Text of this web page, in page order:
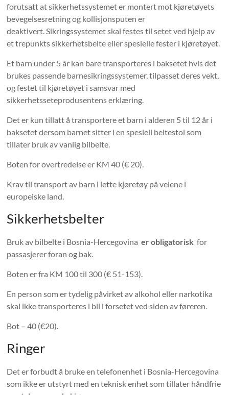
forutsatt at sikkerhetssystemet er montert mot kjøretøyets
bevegelsesretning og kollisjonsputen er
deaktivert. Sikringssystemet skal festes til setet ved hjelp av
et trepunkts sikkerhetsbelte eller spesielle fester i kjøretøyet.
Et barn under 5 år kan bare transporteres i baksetet hvis det
brukes passende barnesikringssystemer, tilpasset deres vekt,
og festet til kjøretøyet i samsvar med
sikkerhetsseteprodusentens erklæring.
Det er kun tillatt å transportere et barn i alderen 5 til 12 år i
baksetet dersom barnet sitter i en spesiell beltestol som
tillater bruk av vanlig bilbelte.
Boten for overtredelse er KM 40 (€ 20).
Krav til transport av barn i lette kjøretøy på veiene i
europeiske land.
Sikkerhetsbelter
Bruk av bilbelte i Bosnia-Hercegovinaer obligatorisk for
passasjerer foran og bak.
Boten er fra KM 100 til 300 (€ 51-153).
En person som er tydelig påvirket av alkohol eller narkotika
skal ikke transporteres i bil i forsetet ved siden av føreren.
Bot – 40 (€20).
Ringer
Det er forbudt å bruke en telefonenhet i Bosnia-Hercegovina
som ikke er utstyrt med en teknisk enhet som tillater håndfrie